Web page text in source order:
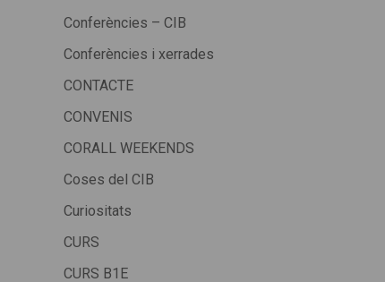
Conferències – CIB
Conferències i xerrades
CONTACTE
CONVENIS
CORALL WEEKENDS
Coses del CIB
Curiositats
CURS
CURS B1E